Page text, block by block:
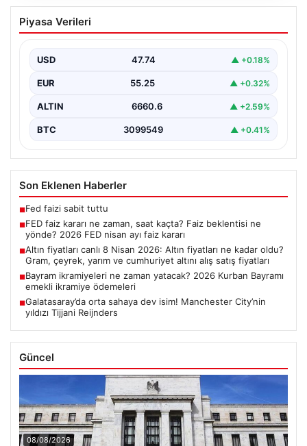
FED faiz kararı ne zaman, saat kaçta?
Faiz beklentisi ne yönde? 2026 FED
Piyasa Verileri
USD 47.74 ▲ +0.18%
EUR 55.25 ▲ +0.32%
ALTIN 6660.6 ▲ +2.59%
BTC 3099549 ▲ +0.41%
Son Eklenen Haberler
■Fed faizi sabit tuttu
■FED faiz kararı ne zaman, saat kaçta? Faiz beklentisi ne
yönde? 2026 FED nisan ayı faiz kararı
■Altın fiyatları canlı 8 Nisan 2026: Altın fiyatları ne kadar oldu?
Gram, çeyrek, yarım ve cumhuriyet altını alış satış fiyatları
■Bayram ikramiyeleri ne zaman yatacak? 2026 Kurban Bayramı
emekli ikramiye ödemeleri
■Galatasaray’da orta sahaya dev isim! Manchester City’nin
yıldızı Tijjani Reijnders
Güncel
08/08/2026